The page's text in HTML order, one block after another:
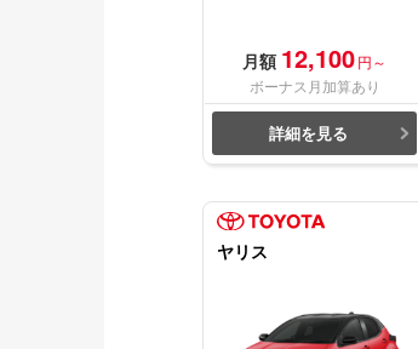
月額 12,100円～
ボーナス月加算あり
詳細を見る
ヤリス